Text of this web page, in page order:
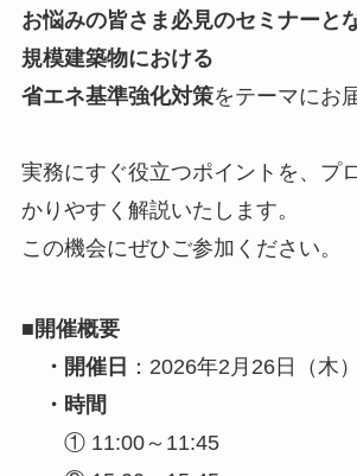
お悩みの皆さま必見のセミナーと
規模建築物における
省エネ基準強化対策をテーマにお
実務にすぐ役立つポイントを、プ
かりやすく解説いたします。
この機会にぜひご参加ください。
■開催概要
・開催日 ：2026年2月26日（木）
・時間
① 11:00～11:45